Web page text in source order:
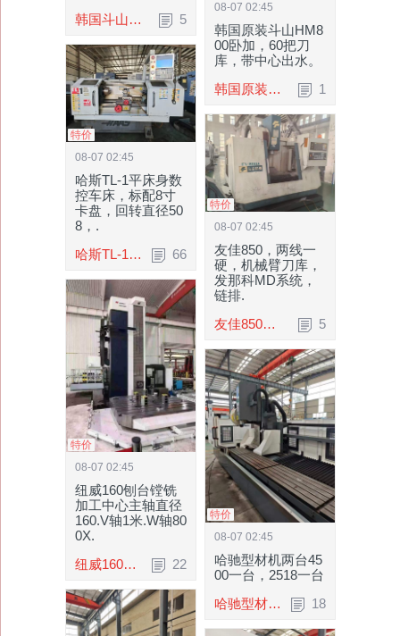
韩国斗山PUMA400L，加工长度2米。信息编号.
5
08-07 02:45
韩国原装斗山HM8
00卧加，60把刀
库，带中心出水。
韩国原装斗山HM800卧加，60把刀库，带中心.
1
特价
08-07 02:45
哈斯TL-1平床身数
控车床，标配8寸
卡盘，回转直径50
8，.
哈斯TL-1平床身数控车床，标配8寸卡盘，回.
66
特价
08-07 02:45
友佳850，两线一
硬，机械臂刀库，
发那科MD系统，
链排.
友佳850，两线一硬，机械臂刀库，发那科MD.
5
特价
08-07 02:45
纽威160刨台镗铣
加工中心主轴直径
160.V轴1米.W轴80
0X.
纽威160刨台镗铣加工中心主轴直径160.V轴1.
22
特价
08-07 02:45
哈驰型材机两台45
00一台，2518一台
哈驰型材机两台4500一台，2518一台信息编号.
18